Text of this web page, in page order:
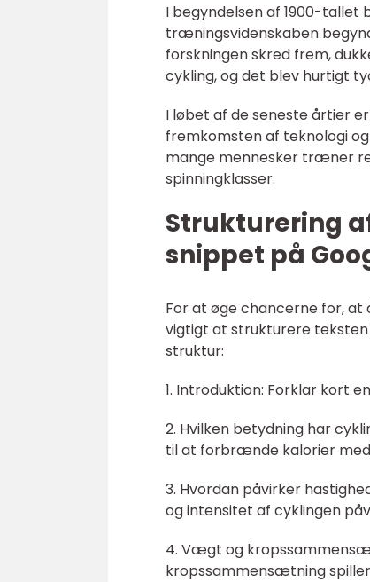
I begyndelsen af 1900-tallet
træningsvidenskaben
forskningen skred frem,
cykling, og det blev hurtigt
I løbet af de seneste årtier
fremkomsten af teknologi
mange mennesker træner
spinningklasser.
Strukturering
snippet på
For at øge chancerne for, at
vigtigt at strukturere
struktur:
1. Introduktion: Forklar kort
2. Hvilken betydning har
til at forbrænde kalorier
3. Hvordan påvirker
og intensitet af cyklingen
4. Vægt og
kropssammensætning